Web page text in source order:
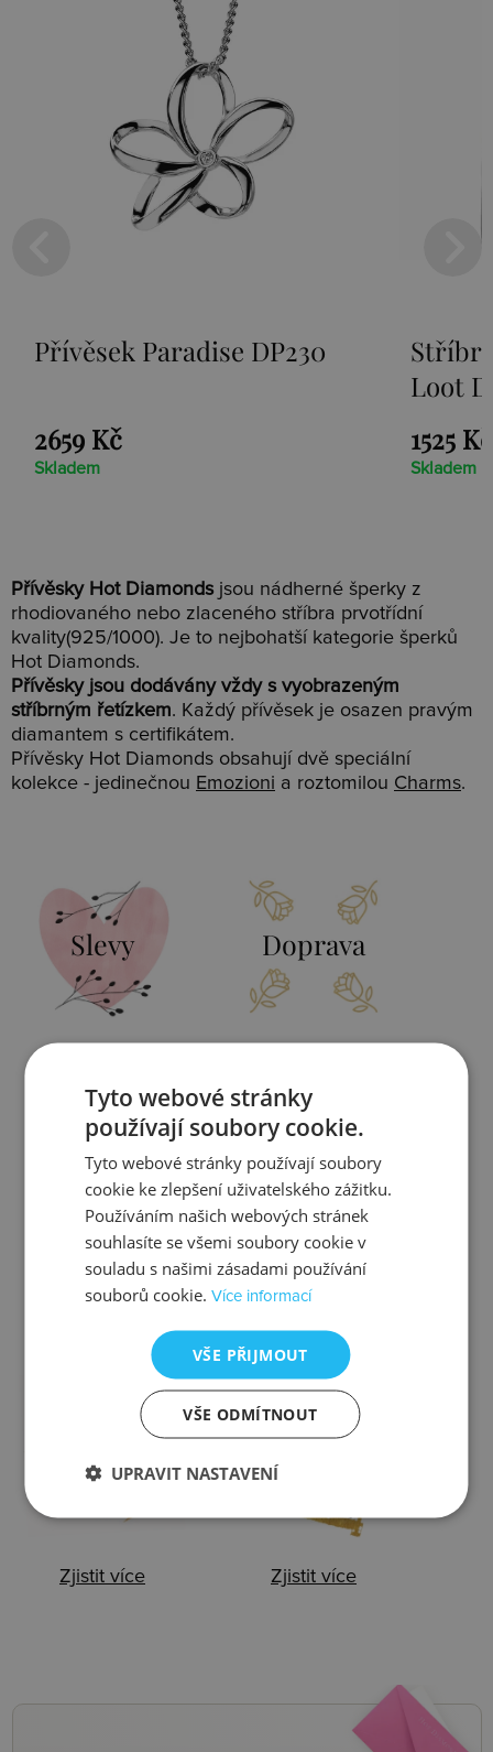
Přívěsek Paradise DP230
2659 Kč
Skladem
Loot
1525 Kč
Skladem
Přívěsky Hot Diamonds jsou nádherné šperky z
rhodiovaného nebo zlaceného stříbra prvotřídní
kvality(925/1000). Je to nejbohatší kategorie šperků
Hot Diamonds.
Přívěsky jsou dodávány vždy s vyobrazeným
stříbrným řetízkem. Každý přívěsek je osazen pravým
diamantem s certifikátem.
Přívěsky Hot Diamonds obsahují dvě speciální
kolekce - jedinečnou Emozioni a roztomilou Charms.
Slevy Doprava
Kontrola Výměna
Zjistit více
Balení
Zjistit více
Tyto webové stránky
používají soubory cookie.
Tyto webové stránky používají soubory
cookie ke zlepšení uživatelského zážitku.
Používáním našich webových stránek
souhlasíte se všemi soubory cookie v
souladu s našimi zásadami používání
souborů cookie.Více informací
VŠE PŘIJMOUT
VŠE ODMÍTNOUT
UPRAVIT NASTAVENÍ